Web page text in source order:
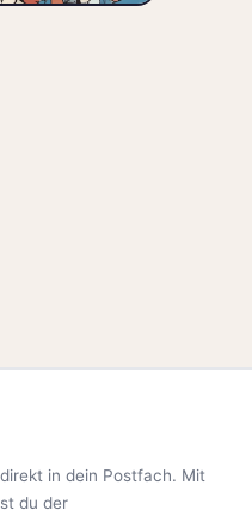
in dein Postfach. Mit
du der